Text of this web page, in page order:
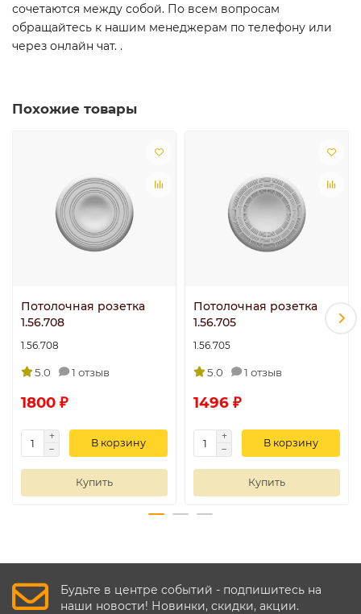
сочетаются между собой. По всем вопросам
обращайтесь к нашим менеджерам по телефону или
через онлайн чат. .
Похожие товары
Потолочная розетка
1.56.708
1.56.708
5.0 1 отзыв
1800 ₽
В корзину
Купить
Потолочная розетка
1.56.705
1.56.705
5.0 1 отзыв
1496 ₽
В корзину
Купить
Будьте в центре событий - подпишитесь на
наши новости! Новинки, скидки, акции.